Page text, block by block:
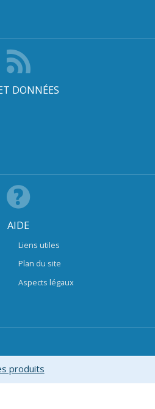
DONNÉES
AIDE
Liens utiles
Plan du site
Aspects légaux
produits